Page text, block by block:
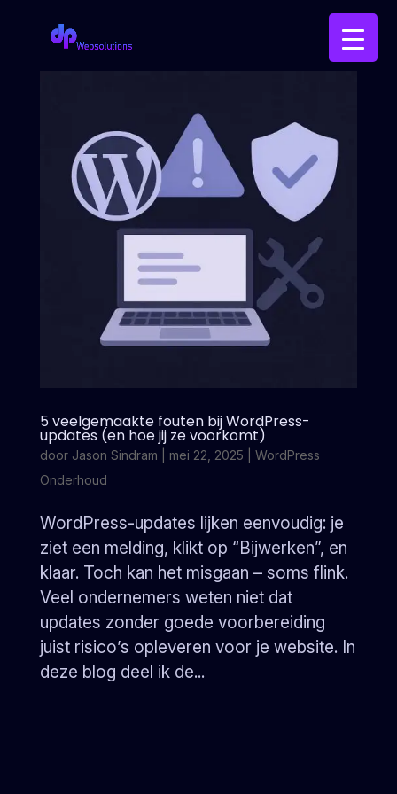
5 veelgemaakte fouten bij WordPress-
updates (en hoe jij ze voorkomt)
door Jason Sindram mei 22, 2025
WordPress
Onderhoud
WordPress-updates lijken eenvoudig: je
ziet een melding, klikt op “Bijwerken”, en
klaar. Toch kan het misgaan – soms flink.
Veel ondernemers weten niet dat
updates zonder goede voorbereiding
juist risico’s opleveren voor je website. In
deze blog deel ik de...